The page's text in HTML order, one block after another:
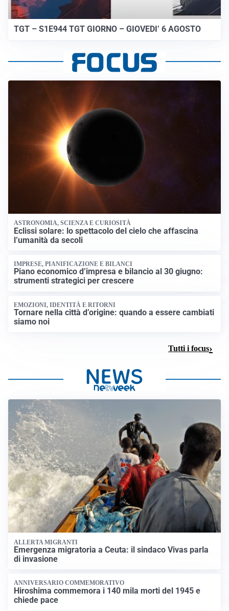
TGT – S1E944 TGT GIORNO – GIOVEDI’ 6 AGOSTO
ASTRONOMIA, SCIENZA E CURIOSITÀ
Eclissi solare: lo spettacolo del cielo che affascina
l’umanità da secoli
IMPRESE, PIANIFICAZIONE E BILANCI
Piano economico d’impresa e bilancio al 30 giugno:
strumenti strategici per crescere
EMOZIONI, IDENTITÀ E RITORNI
Tornare nella città d’origine: quando a essere cambiati
siamo noi
Tutti i focus
ALLERTA MIGRANTI
Emergenza migratoria a Ceuta: il sindaco Vivas parla
di invasione
ANNIVERSARIO COMMEMORATIVO
Hiroshima commemora i 140 mila morti del 1945 e
chiede pace